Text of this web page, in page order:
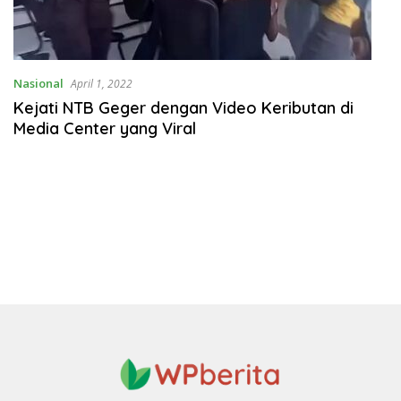
Nasional April 1, 2022
Kejati NTB Geger dengan Video Keributan di
Media Center yang Viral